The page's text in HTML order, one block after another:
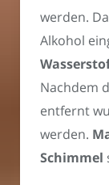
werden.
Alkohol
Nachdem
entfernt
werden.
Schimmel